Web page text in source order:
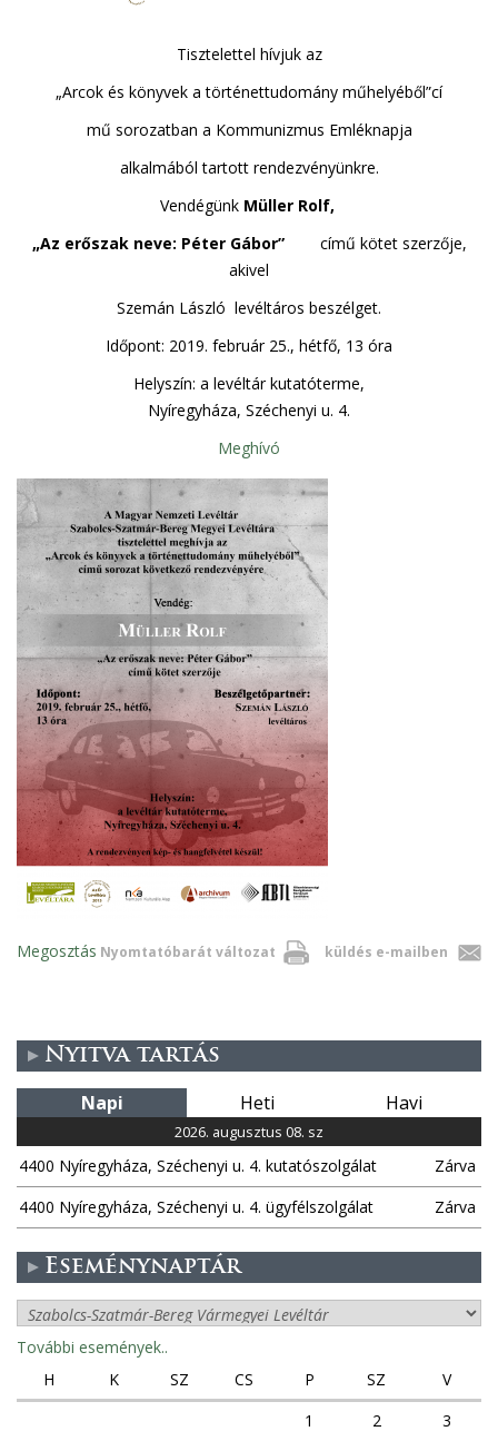
Tisztelettel hívjuk az
„Arcok és könyvek a történettudomány műhelyéből”cí
mű sorozatban a Kommunizmus Emléknapja
alkalmából tartott rendezvényünkre.
Vendégünk Müller Rolf,
„Az erőszak neve: Péter Gábor” című kötet szerzője,
akivel
Szemán László levéltáros beszélget.
Időpont: 2019. február 25., hétfő, 13 óra
Helyszín: a levéltár kutatóterme,
Nyíregyháza, Széchenyi u. 4.
Meghívó
Nyomtatóbarát változat küldés e-mailben
Megosztás
Nyitva tartás
Napi Heti Havi
2026. augusztus 08. sz
4400 Nyíregyháza, Széchenyi u. 4. kutatószolgálat
Zárva
4400 Nyíregyháza, Széchenyi u. 4. ügyfélszolgálat
Zárva
Eseménynaptár
További események..
H
K SZ CS P SZ
V
1
2
3